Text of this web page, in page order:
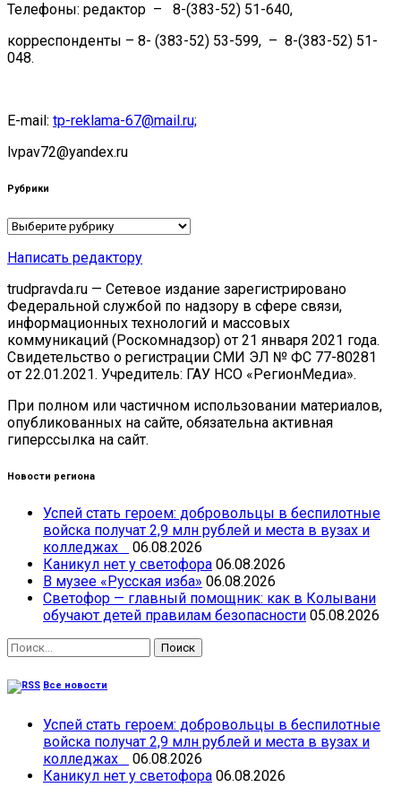
Телефоны: редактор – 8-(383-52) 51-640,
корреспонденты – 8- (383-52) 53-599, – 8-(383-52) 51-
048.
E-mail: tp-reklama-67@mail.ru;
lvpav72@yandex.ru
Рубрики
Рубрики
Написать редактору
trudpravda.ru — Сетевое издание зарегистрировано
Федеральной службой по надзору в сфере связи,
информационных технологий и массовых
коммуникаций (Роскомнадзор) от 21 января 2021 года.
Свидетельство о регистрации СМИ ЭЛ № ФС 77-80281
от 22.01.2021. Учредитель: ГАУ НСО «РегионМедиа».
При полном или частичном использовании материалов,
опубликованных на сайте, обязательна активная
гиперссылка на сайт.
Новости региона
Успей стать героем: добровольцы в беспилотные
войска получат 2,9 млн рублей и места в вузах и
колледжах
06.08.2026
Каникул нет у светофора 06.08.2026
В музее «Русская изба» 06.08.2026
Светофор — главный помощник: как в Колывани
обучают детей правилам безопасности 05.08.2026
Найти:
Все новости
Успей стать героем: добровольцы в беспилотные
войска получат 2,9 млн рублей и места в вузах и
колледжах
06.08.2026
Каникул нет у светофора 06.08.2026